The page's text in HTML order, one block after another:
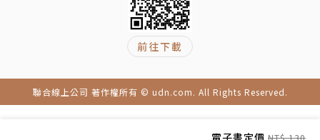
電子書定價 NT$ 130
前往下載
聯合線上公司 著作權所有 © udn.com. All Rights Reserved.